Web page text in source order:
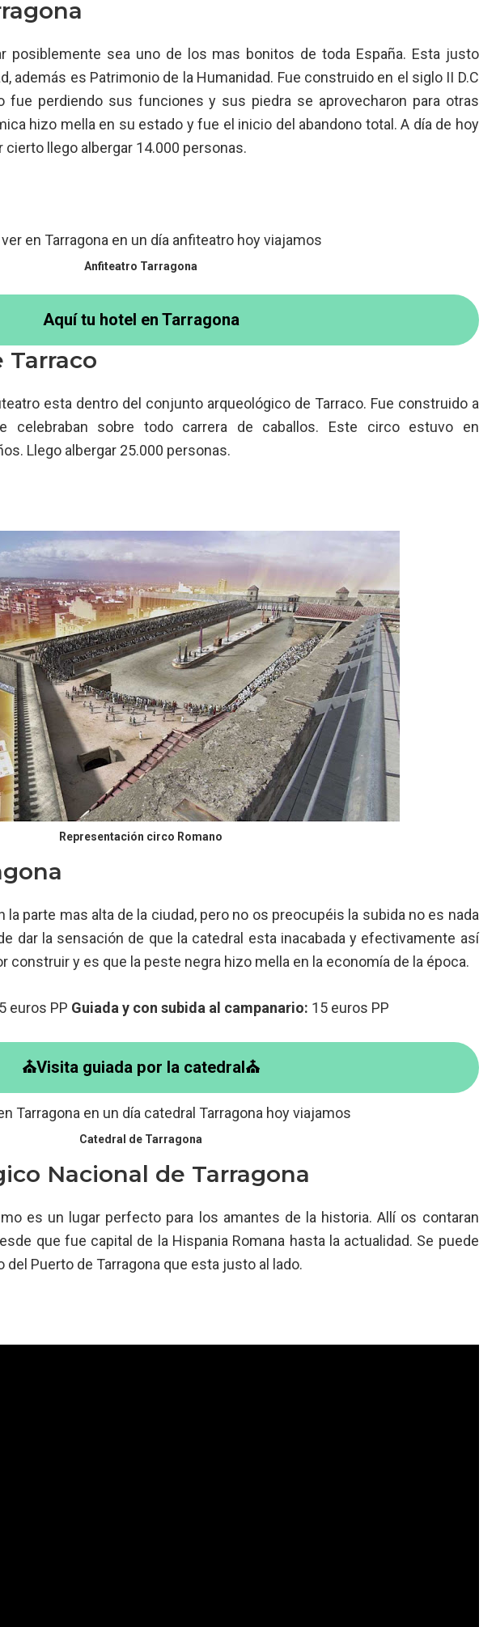
posiblemente sea uno de los mas bonitos de toda España. Esta justo
además es Patrimonio de la Humanidad. Fue construido en el siglo II D.C
fue perdiendo sus funciones y sus piedra se aprovecharon para otras
hizo mella en su estado y fue el inicio del abandono total. A día de hoy
cierto llego albergar 14.000 personas.
Anfiteatro Tarragona
Aquí tu hotel en Tarragona
Tarraco
esta dentro del conjunto arqueológico de Tarraco. Fue construido a
sobre todo carrera de caballos. Este circo estuvo en
Llego albergar 25.000 personas.
Representación circo Romano
parte mas alta de la ciudad, pero no os preocupéis la subida no es nada
dar la sensación de que la catedral esta inacabada y efectivamente así
construir y es que la peste negra hizo mella en la economía de la época.
euros PP Guiada y con subida al campanario: 15 euros PP
⛪Visita guiada por la catedral⛪
Catedral de Tarragona
Nacional de Tarragona
es un lugar perfecto para los amantes de la historia. Allí os contaran
que fue capital de la Hispania Romana hasta la actualidad. Se puede
Puerto de Tarragona que esta justo al lado.